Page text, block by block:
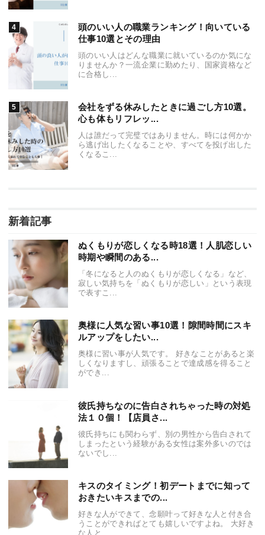
頭のいい人の職業ランキング！向いている
仕事10選とその理由
頭のいい人はどんな職業に就いているのか気にな
りませんか？一流企業に勤めたり、国家資格など
に合格し...
会社をずる休みしたときに過ごし方10選。
心も体もリフレッ...
人は誰だって完璧ではありません。時には何かか
ら逃げ出したくなることや、すべてを投げ出した
くなるこ...
新着記事
ぬくもりが恋しくなる時18選！人肌恋しい
時期や瞬間のある...
「冬になると人のぬくもりが恋しくなる」など、
寂しい気持ちを「ぬくもりが恋しい」という表現
で表すこ...
奥様に人気な習い事10選！隙間時間にスキ
ルアップをしたい...
奥様に習い事が人気です。 好きなことがあると楽
しくなりますし、頑張ることで達成感を得ること
ができ...
彼氏持ちなのに告白されちゃった時の対処
法１０個！【店員さ...
彼氏持ちにも関わらず、別の男性から告白されて
しまったという経験がある女性は案外多いのでは
ないでし...
キスのタイミング！初デートまでに知って
おきたいキスまでの...
好きな人ができて、念願叶って好きな人と付き合
うことができればとても嬉しいですよね。 大好き
な人と...